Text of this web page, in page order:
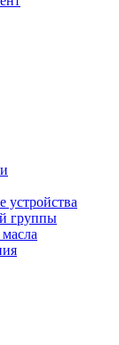
устройства
группы